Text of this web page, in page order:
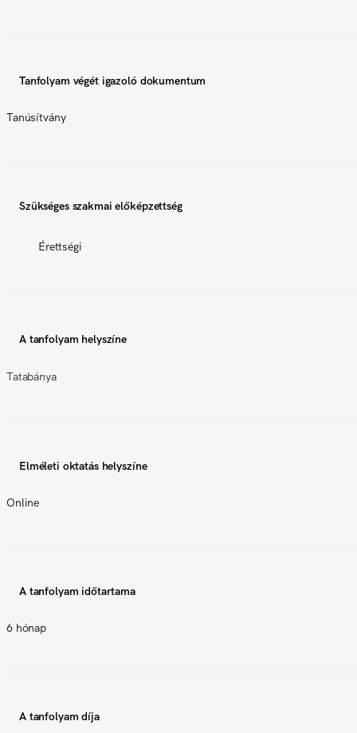
Tanfolyam végét igazoló dokumentum
Tanúsítvány
Szükséges szakmai előképzettség
Érettségi
A tanfolyam helyszíne
Tatabánya
Elméleti oktatás helyszíne
Online
A tanfolyam időtartama
6 hónap
A tanfolyam díja